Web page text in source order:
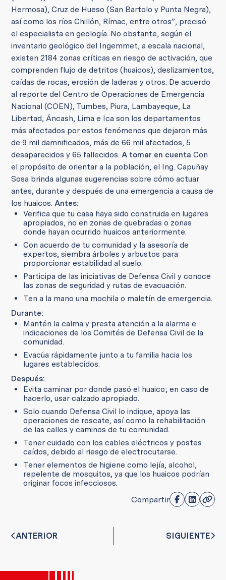
Hermosa), Cruz de Hueso (San Bartolo y Punta Negra),
así como los ríos Chillón, Rímac, entre otros”, precisó
el especialista en geología. No obstante, según el
inventario geológico del Ingemmet, a escala nacional,
existen 2184 zonas críticas en riesgo de activación, que
comprenden flujo de detritos (huaicos), deslizamientos,
caídas de rocas, erosión de laderas y otros. De acuerdo
al reporte del Centro de Operaciones de Emergencia
Nacional (COEN), Tumbes, Piura, Lambayeque, La
Libertad, Áncash, Lima e Ica son los departamentos
más afectados por estos fenómenos que dejaron más
de 9 mil damnificados, más de 66 mil afectados, 5
desaparecidos y 65 fallecidos.A tomar en cuenta Con
el propósito de orientar a la población, el Ing. Capuñay
Sosa brinda algunas sugerencias sobre cómo actuar
antes, durante y después de una emergencia a causa de
los huaicos.Antes:
Verifica que tu casa haya sido construida en lugares
apropiados, no en zonas de quebradas o zonas
donde hayan ocurrido huaicos anteriormente.
Con acuerdo de tu comunidad y la asesoría de
expertos, siembra árboles y arbustos para
proporcionar estabilidad al suelo.
Participa de las iniciativas de Defensa Civil y conoce
las zonas de seguridad y rutas de evacuación.
Ten a la mano una mochila o maletín de emergencia.
Durante:
Mantén la calma y presta atención a la alarma e
indicaciones de los Comités de Defensa Civil de la
comunidad.
Evacúa rápidamente junto a tu familia hacia los
lugares establecidos.
Después:
Evita caminar por donde pasó el huaico; en caso de
hacerlo, usar calzado apropiado.
Solo cuando Defensa Civil lo indique, apoya las
operaciones de rescate, así como la rehabilitación
de las calles y caminos de tu comunidad.
Tener cuidado con los cables eléctricos y postes
caídos, debido al riesgo de electrocutarse.
Tener elementos de higiene como lejía, alcohol,
repelente de mosquitos, ya que los huaicos podrían
originar focos infecciosos.
Compartir
ANTERIOR SIGUIENTE